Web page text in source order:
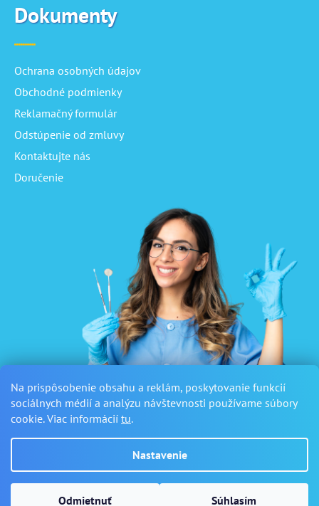
Na prispôsobenie obsahu a reklám, poskytovanie funkcií
sociálnych médií a analýzu návštevnosti používame súbory
cookie. Viac informácií tu.
Nastavenie
Odmietnuť Súhlasím
Dokumenty
Ochrana osobných údajov
Obchodné podmienky
Reklamačný formulár
Odstúpenie od zmluvy
Kontaktujte nás
Doručenie
Vytvoril Shoptet a
Adatelier